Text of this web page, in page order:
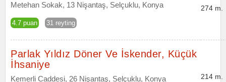
Metehan Sokak, 13 Nişantaş, Selçuklu, Konya
4.7 puan 31 reyting
274 m.
Parlak Yıldız Döner Ve İskender, Küçük
İhsaniye
Kemerli Caddesi, 26 Nişantaş, Selçuklu, Konya 214 m.